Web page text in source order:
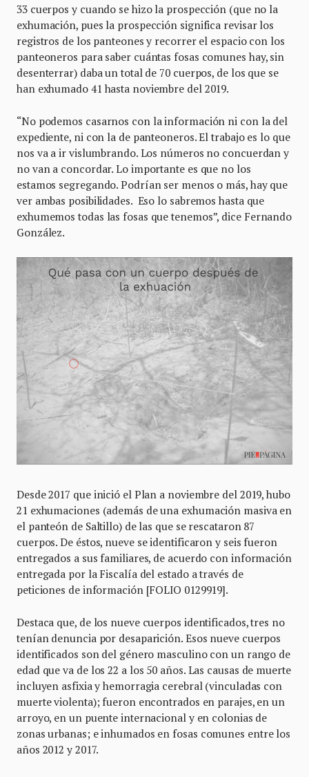
33 cuerpos y cuando se hizo la prospección (que no la
exhumación, pues la prospección significa revisar los
registros de los panteones y recorrer el espacio con los
panteoneros para saber cuántas fosas comunes hay, sin
desenterrar) daba un total de 70 cuerpos, de los que se
han exhumado 41 hasta noviembre del 2019.
“No podemos casarnos con la información ni con la del
expediente, ni con la de panteoneros. El trabajo es lo que
nos va a ir vislumbrando. Los números no concuerdan y
no van a concordar. Lo importante es que no los
estamos segregando. Podrían ser menos o más, hay que
ver ambas posibilidades. Eso lo sabremos hasta que
exhumemos todas las fosas que tenemos”, dice Fernando
González.
Desde 2017 que inició el Plan a noviembre del 2019, hubo
21 exhumaciones (además de una exhumación masiva en
el panteón de Saltillo) de las que se rescataron 87
cuerpos. De éstos, nueve se identificaron y seis fueron
entregados a sus familiares, de acuerdo con información
entregada por la Fiscalía del estado a través de
peticiones de información [FOLIO 0129919].
Destaca que, de los nueve cuerpos identificados, tres no
tenían denuncia por desaparición. Esos nueve cuerpos
identificados son del género masculino con un rango de
edad que va de los 22 a los 50 años. Las causas de muerte
incluyen asfixia y hemorragia cerebral (vinculadas con
muerte violenta); fueron encontrados en parajes, en un
arroyo, en un puente internacional y en colonias de
zonas urbanas; e inhumados en fosas comunes entre los
años 2012 y 2017.